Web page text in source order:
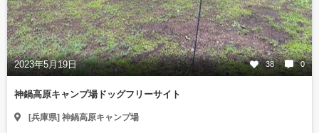
2023年5月19日 38 0
神鍋高原キャンプ場ドッグフリーサイト
[兵庫県] 神鍋高原キャンプ場